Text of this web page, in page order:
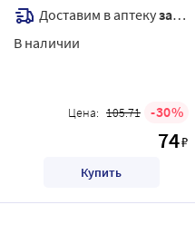
Доставим в аптекузавтра
В наличии
Цена: 105.71 30
74₽
Купить